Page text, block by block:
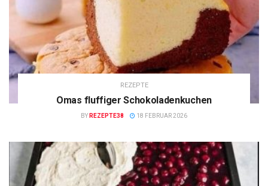
REZEPTE
Omas fluffiger Schokoladenkuchen
BY REZEPTE38 18 FEBRUAR 2026